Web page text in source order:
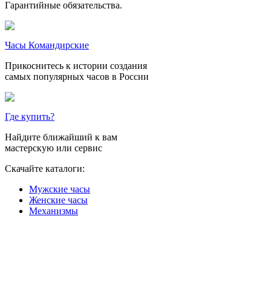
Гарантийные обязательства.
Часы Командирские
Прикоснитесь к истории создания
самых популярных часов в России
Где купить?
Найдите ближайший к вам
мастерскую или сервис
Скачайте каталоги:
Мужские часы
Женские часы
Механизмы